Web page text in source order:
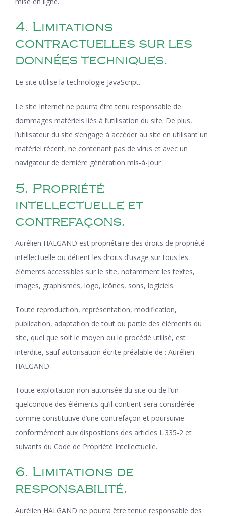
4. Limitations
contractuelles sur les
données techniques.
Le site utilise la technologie JavaScript.
Le site Internet ne pourra être tenu responsable de
dommages matériels liés à l’utilisation du site. De plus,
l’utilisateur du site s’engage à accéder au site en utilisant un
matériel récent, ne contenant pas de virus et avec un
navigateur de dernière génération mis-à-jour
5. Propriété
intellectuelle et
contrefaçons.
Aurélien HALGAND est propriétaire des droits de propriété
intellectuelle ou détient les droits d’usage sur tous les
éléments accessibles sur le site, notamment les textes,
images, graphismes, logo, icônes, sons, logiciels.
Toute reproduction, représentation, modification,
publication, adaptation de tout ou partie des éléments du
site, quel que soit le moyen ou le procédé utilisé, est
interdite, sauf autorisation écrite préalable de : Aurélien
HALGAND.
Toute exploitation non autorisée du site ou de l’un
quelconque des éléments qu’il contient sera considérée
comme constitutive d’une contrefaçon et poursuivie
conformément aux dispositions des articles L.335-2 et
suivants du Code de Propriété Intellectuelle.
6. Limitations de
responsabilité.
Aurélien HALGAND ne pourra être tenue responsable des